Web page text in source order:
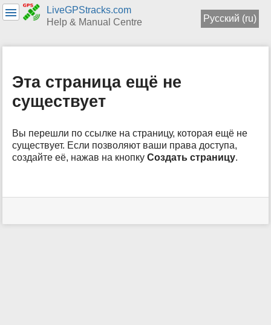
LiveGPStracks.com
Help & Manual Centre
Русский (ru)
Эта страница ещё не
существует
Вы перешли по ссылке на страницу, которая ещё не
существует. Если позволяют ваши права доступа,
создайте её, нажав на кнопкуСоздать страницу.